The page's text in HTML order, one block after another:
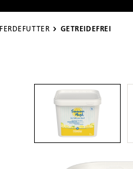
GETREIDEFREI
überspringen